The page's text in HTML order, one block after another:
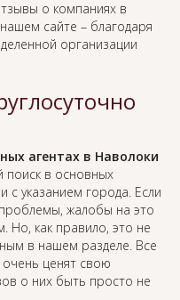
о компаниях в
сайте – благодаря
организации
агентах в Наволоки
поиск в основных
с указанием города. Если
жалобы на это
Но, как правило, это не
в нашем разделе. Все
ценят свою
о них быть просто не